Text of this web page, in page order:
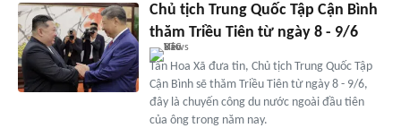
Chủ tịch Trung Quốc Tập Cận Bình
thăm Triều Tiên từ ngày 8 - 9/6
Tân Hoa Xã đưa tin, Chủ tịch Trung Quốc Tập
Cận Bình sẽ thăm Triều Tiên từ ngày 8 - 9/6,
đây là chuyến công du nước ngoài đầu tiên
của ông trong năm nay.